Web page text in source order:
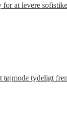
at levere
tøjmode tydeligt